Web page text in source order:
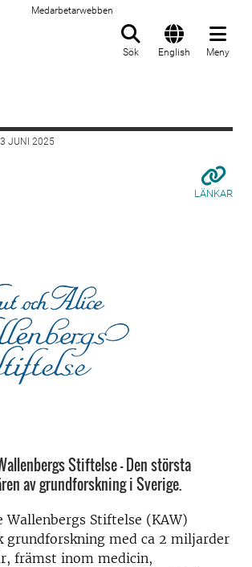
Medarbetarwebben
Sök English Meny
JUNI 2025
LÄNKAR
Stiftelse – Den största
av grundforskning i Sverige.
Wallenbergs Stiftelse (KAW)
grundforskning med ca 2 miljarder
främst inom medicin,